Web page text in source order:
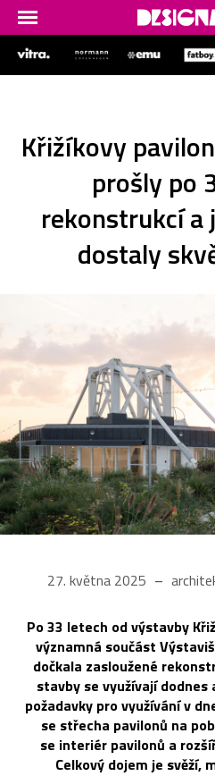
Křižíkovy
prošly po
rekonstrukcí a
dostaly
27. května 2025
Po 33 letech od výstavby
významná součást
dočkala zasloužené
stavby se využívají
požadavky pro využívání v
se střecha pavilonů na
se interiér pavilonů a
Celkový dojem je svěží,